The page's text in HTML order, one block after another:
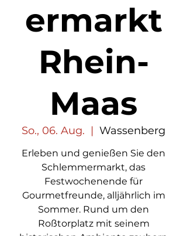
ermarkt
Rhein-
Maas
So., 06. Aug.
  |
Wassenberg
Erleben und genießen Sie den
Schlemmermarkt, das
Festwochenende für
Gourmetfreunde, alljährlich im
Sommer. Rund um den
Roßtorplatz mit seinem